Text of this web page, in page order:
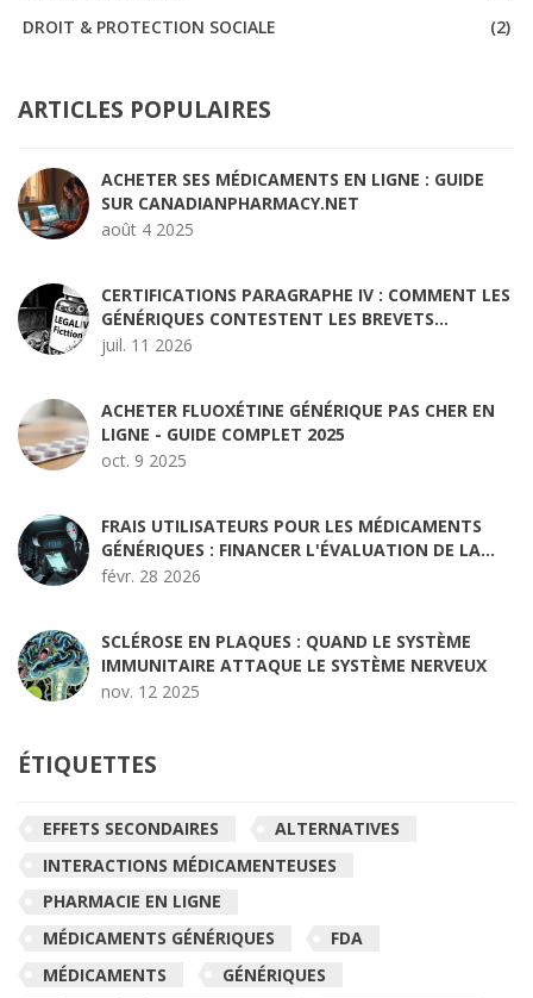
DROIT & PROTECTION SOCIALE
(2)
ARTICLES POPULAIRES
ACHETER SES MÉDICAMENTS EN LIGNE : GUIDE
SUR CANADIANPHARMACY.NET
août 4 2025
CERTIFICATIONS PARAGRAPHE IV : COMMENT LES
GÉNÉRIQUES CONTESTENT LES BREVETS
PRÉCOCEMENT
juil. 11 2026
ACHETER FLUOXÉTINE GÉNÉRIQUE PAS CHER EN
LIGNE - GUIDE COMPLET 2025
oct. 9 2025
FRAIS UTILISATEURS POUR LES MÉDICAMENTS
GÉNÉRIQUES : FINANCER L'ÉVALUATION DE LA
FDA
févr. 28 2026
SCLÉROSE EN PLAQUES : QUAND LE SYSTÈME
IMMUNITAIRE ATTAQUE LE SYSTÈME NERVEUX
nov. 12 2025
ÉTIQUETTES
EFFETS SECONDAIRES
ALTERNATIVES
INTERACTIONS MÉDICAMENTEUSES
PHARMACIE EN LIGNE
MÉDICAMENTS GÉNÉRIQUES
FDA
MÉDICAMENTS
GÉNÉRIQUES